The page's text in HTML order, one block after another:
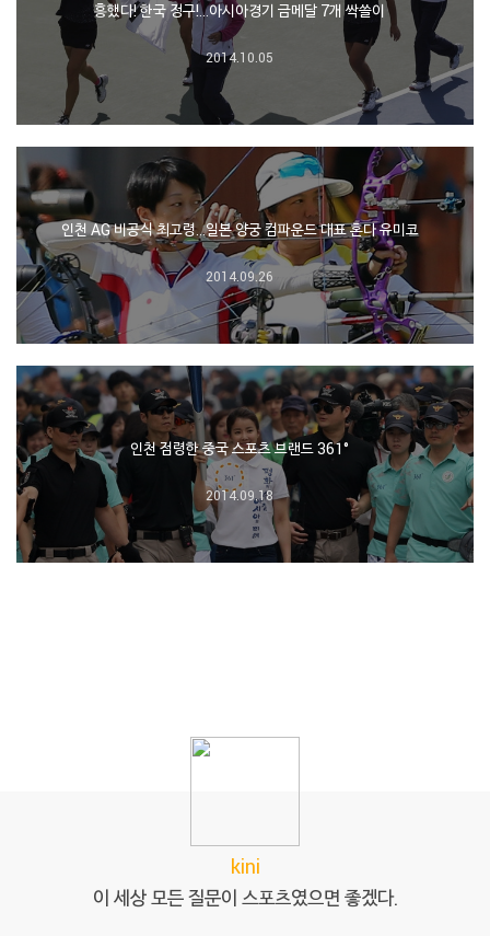
흥했다! 한국 정구!…아시아경기 금메달 7개 싹쓸이
2014.10.05
인천 AG 비공식 최고령…일본 양궁 컴파운드 대표 혼다 유미코
2014.09.26
인천 점령한 중국 스포츠 브랜드 361°
2014.09.18
kini
이 세상 모든 질문이 스포츠였으면 좋겠다.